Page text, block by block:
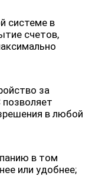
системе в
счетов,
за
в любой
в том
или удобнее;